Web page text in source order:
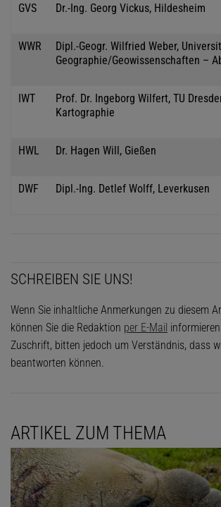
GVS Dr.-Ing. Georg Vickus, Hildesheim
WWR
Dipl.-Geogr. Wilfried Weber,
Geographie/Geowissenschaften –
IWT
Prof. Dr. Ingeborg Wilfert, TU
Kartographie
HWL Dr. Hagen Will, Gießen
DWF Dipl.-Ing. Detlef Wolff, Leverkusen
SCHREIBEN SIE UNS!
Wenn Sie inhaltliche Anmerkungen zu diesem
können Sie die Redaktion per E-Mail
Zuschrift, bitten jedoch um Verständnis, dass
beantworten können.
ARTIKEL ZUM THEMA